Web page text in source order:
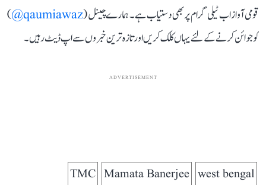
قومی آواز اب ٹیلی گرام پر بھی دستیاب ہے۔ ہمارے چینل (qaumiawaz@
)
کو جوائن کرنے کے لئے یہاں کلک کریں اور تازہ ترین خبروں سے اپ ڈیٹ رہیں۔
ADVERTISEMENT
west bengal
Mamata Banerjee
TMC